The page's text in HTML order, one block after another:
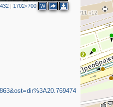
| 1702×700 W
2
2
2